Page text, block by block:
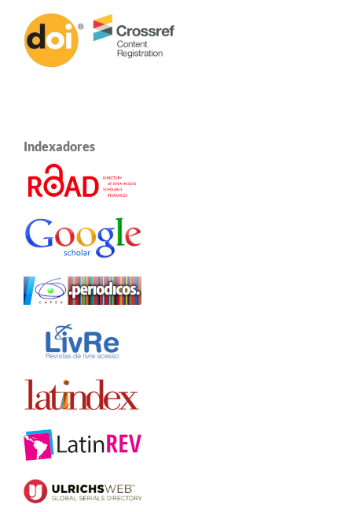
Indexadores